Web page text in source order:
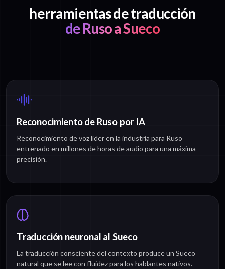
herramientas de traducción
de Ruso a Sueco
Reconocimiento de Ruso por IA
Reconocimiento de voz líder en la industria para Ruso
entrenado en millones de horas de audio para una máxima
precisión.
Traducción neuronal al Sueco
La traducción consciente del contexto produce un Sueco
natural que se lee con fluidez para los hablantes nativos.